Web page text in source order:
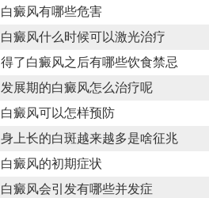
白癜风有哪些危害
白癜风什么时候可以激光治疗
得了白癜风之后有哪些饮食禁忌
发展期的白癜风怎么治疗呢
白癜风可以怎样预防
身上长的白斑越来越多是啥征兆
白癜风的初期症状
白癜风会引发有哪些并发症